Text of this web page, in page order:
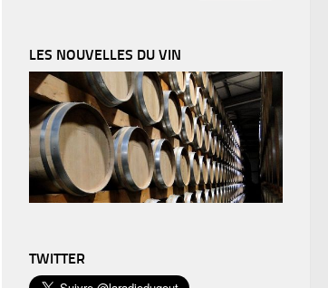
LES NOUVELLES DU VIN
TWITTER